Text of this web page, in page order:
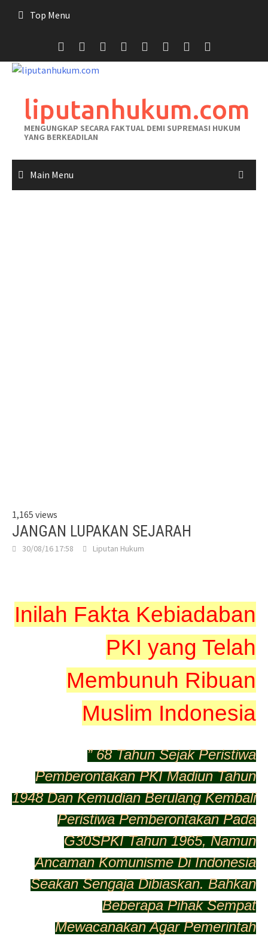
Top Menu
liputanhukum.com
MENGUNGKAP SECARA FAKTUAL DEMI SUPREMASI HUKUM
YANG BERKEADILAN
Main Menu
1,165 views
JANGAN LUPAKAN SEJARAH
30/08/16 17:58 Liputan Hukum
Inilah Fakta Kebiadaban
PKI yang Telah
Membunuh Ribuan
Muslim Indonesia
” 68 Tahun Sejak Peristiwa
Pemberontakan PKI Madiun Tahun
1948 Dan Kemudian Berulang Kembali
Peristiwa Pemberontakan Pada
G30SPKI Tahun 1965, Namun
Ancaman Komunisme Di Indonesia
Seakan Sengaja Dibiaskan. Bahkan
Beberapa Pihak Sempat
Mewacanakan Agar Pemerintah